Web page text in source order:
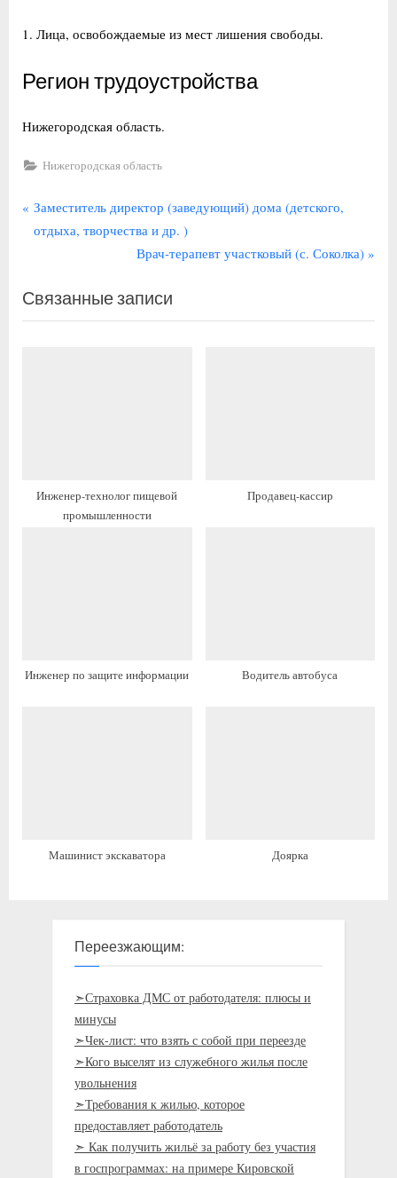
Лица, освобождаемые из мест лишения свободы.
Регион трудоустройства
Нижегородская область.
Нижегородская область
Навигация
по
П
р
ы
д
Заместитель директор (заведующий) дома (детского,
отдыха, творчества и др. )
С
е
д
Врач-терапевт участковый (с. Соколка)
Связанные записи
Инженер-технолог пищевой
промышленности
Продавец-кассир
Инженер по защите информации Водитель автобуса
Машинист экскаватора Доярка
Переезжающим:
➣Страховка ДМС от работодателя: плюсы и
минусы
➣Чек-лист: что взять с собой при переезде
➣Кого выселят из служебного жилья после
увольнения
➣Требования к жилью, которое
предоставляет работодатель
➣ Как получить жильё за работу без участия
в госпрограммах: на примере Кировской